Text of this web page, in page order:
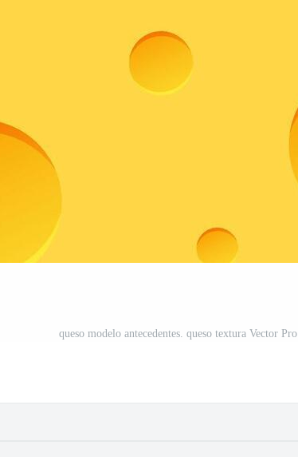
queso modelo antecedentes. queso textura Vector Pro